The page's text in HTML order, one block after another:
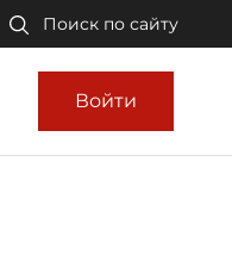
Поиск по сайту
Войти